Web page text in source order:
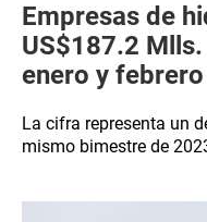
Empresas de
US$187.2
enero y febrero
La cifra representa un
mismo bimestre de